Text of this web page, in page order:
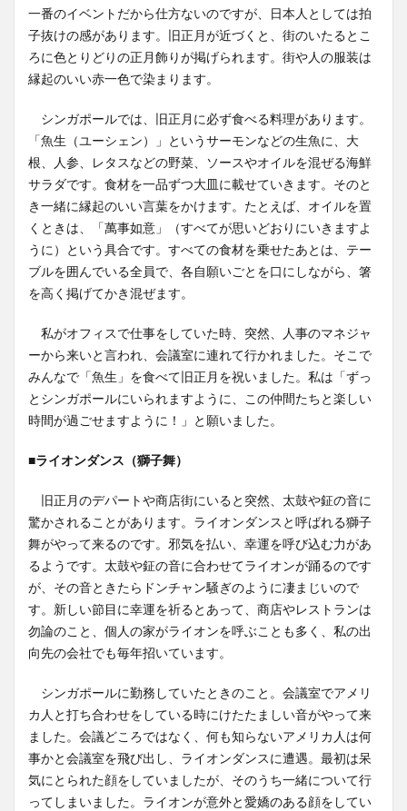
一番のイベントだから仕方ないのですが、日本人としては拍
子抜けの感があります。旧正月が近づくと、街のいたるとこ
ろに色とりどりの正月飾りが掲げられます。街や人の服装は
縁起のいい赤一色で染まります。
シンガポールでは、旧正月に必ず食べる料理があります。
「魚生（ユーシェン）」というサーモンなどの生魚に、大
根、人参、レタスなどの野菜、ソースやオイルを混ぜる海鮮
サラダです。食材を一品ずつ大皿に載せていきます。そのと
き一緒に縁起のいい言葉をかけます。たとえば、オイルを置
くときは、「萬事如意」（すべてが思いどおりにいきますよ
うに）という具合です。すべての食材を乗せたあとは、テー
ブルを囲んでいる全員で、各自願いごとを口にしながら、箸
を高く掲げてかき混ぜます。
私がオフィスで仕事をしていた時、突然、人事のマネジャ
ーから来いと言われ、会議室に連れて行かれました。そこで
みんなで「魚生」を食べて旧正月を祝いました。私は「ずっ
とシンガポールにいられますように、この仲間たちと楽しい
時間が過ごせますように！」と願いました。
■ライオンダンス（獅子舞）
旧正月のデパートや商店街にいると突然、太鼓や鉦の音に
驚かされることがあります。ライオンダンスと呼ばれる獅子
舞がやって来るのです。邪気を払い、幸運を呼び込む力があ
るようです。太鼓や鉦の音に合わせてライオンが踊るのです
が、その音ときたらドンチャン騒ぎのように凄まじいので
す。新しい節目に幸運を祈るとあって、商店やレストランは
勿論のこと、個人の家がライオンを呼ぶことも多く、私の出
向先の会社でも毎年招いています。
シンガポールに勤務していたときのこと。会議室でアメリ
カ人と打ち合わせをしている時にけたたましい音がやって来
ました。会議どころではなく、何も知らないアメリカ人は何
事かと会議室を飛び出し、ライオンダンスに遭遇。最初は呆
気にとられた顔をしていましたが、そのうち一緒について行
ってしまいました。ライオンが意外と愛嬌のある顔をしてい